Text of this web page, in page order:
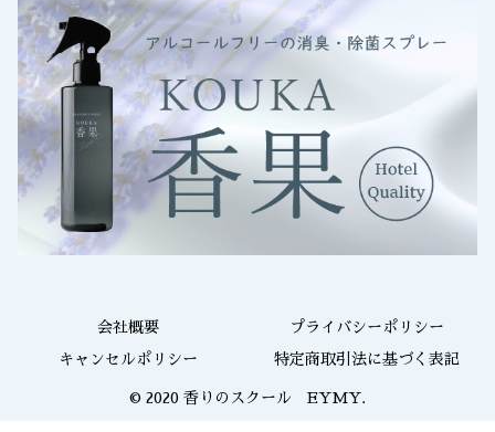
会社概要 プライバシーポリシー
キャンセルポリシー 特定商取引法に基づく表記
© 2020 香りのスクール EYMY.